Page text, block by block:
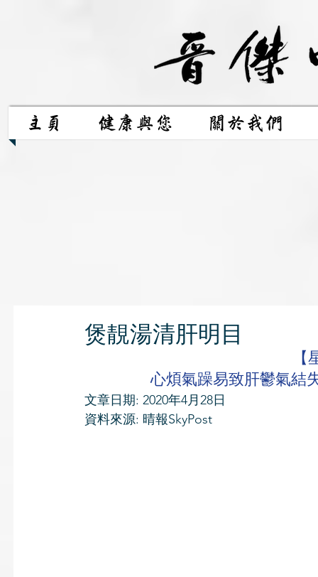
主頁 健康與您 關於我們
煲靚湯清肝明目
心煩氣躁易致肝鬱氣結
文章日期: 2020年4月28日
資料來源: 晴報SkyPost